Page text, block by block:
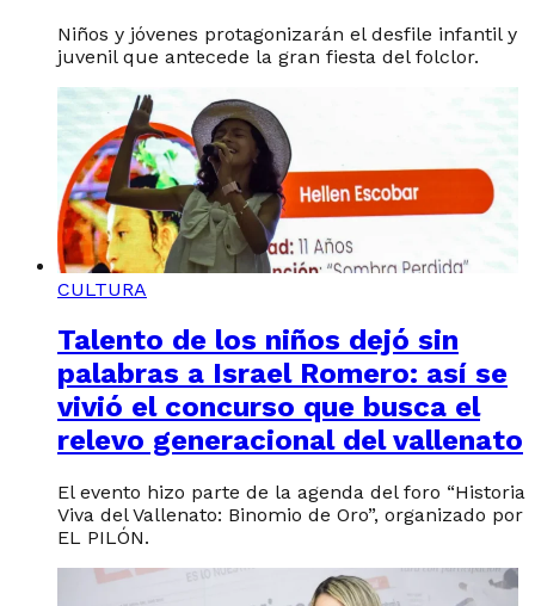
Niños y jóvenes protagonizarán el desfile infantil y
juvenil que antecede la gran fiesta del folclor.
CULTURA
Talento de los niños dejó sin
palabras a Israel Romero: así se
vivió el concurso que busca el
relevo generacional del vallenato
El evento hizo parte de la agenda del foro “Historia
Viva del Vallenato: Binomio de Oro”, organizado por
EL PILÓN.